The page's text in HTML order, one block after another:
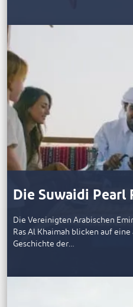
Die Suwaidi Pearl
Die Vereinigten Arabischen
Ras Al Khaimah blicken auf
Geschichte der…